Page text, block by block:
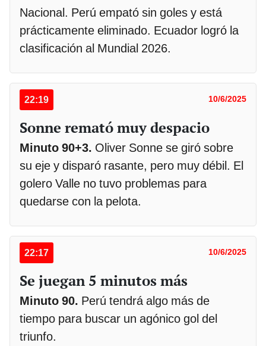
Nacional. Perú empató sin goles y está
prácticamente eliminado. Ecuador logró la
clasificación al Mundial 2026.
22:19 10/6/2025
Sonne remató muy despacio
Minuto 90+3. Oliver Sonne se giró sobre
su eje y disparó rasante, pero muy débil. El
golero Valle no tuvo problemas para
quedarse con la pelota.
22:17 10/6/2025
Se juegan 5 minutos más
Minuto 90. Perú tendrá algo más de
tiempo para buscar un agónico gol del
triunfo.